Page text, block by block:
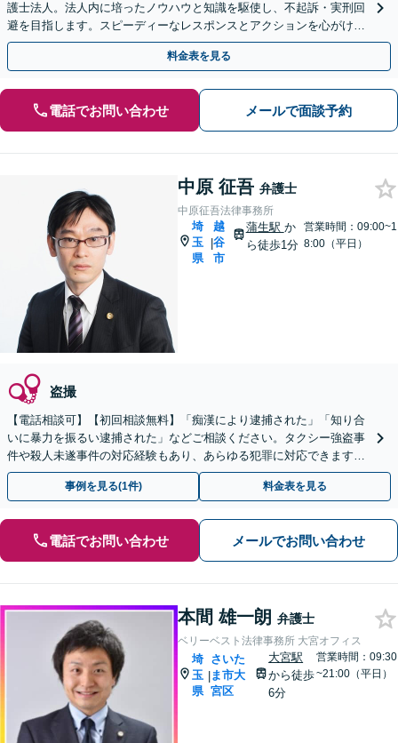
護士法人。法人内に培ったノウハウと知識を駆使し、不起訴・実刑回
避を目指します。スピーディーなレスポンスとアクションを心がけ、
最善の解決を目指します【電話相談可】
料金表を見る
電話でお問い合わせ メールで面談予約
中原 征吾 弁護士
中原征吾法律事務所
埼
玉
県
|
越
谷
市
蒲生駅 か
ら徒歩1分
営業時間：09:00~1
8:00（平日）
盗撮
【電話相談可】【初回相談無料】「痴漢により逮捕された」「知り合
いに暴力を振るい逮捕された」などご相談ください。タクシー強盗事
件や殺人未遂事件の対応経験もあり、あらゆる犯罪に対応できます
【蒲生駅1分】【休日・夜間面談可能】
事例を見る(1件) 料金表を見る
電話でお問い合わせ メールでお問い合わせ
本間 雄一朗 弁護士
ベリーベスト法律事務所 大宮オフィス
埼
玉
県
|
さいた
ま市大
宮区
大宮駅
から徒歩
6分
営業時間：09:30
~21:00（平日）